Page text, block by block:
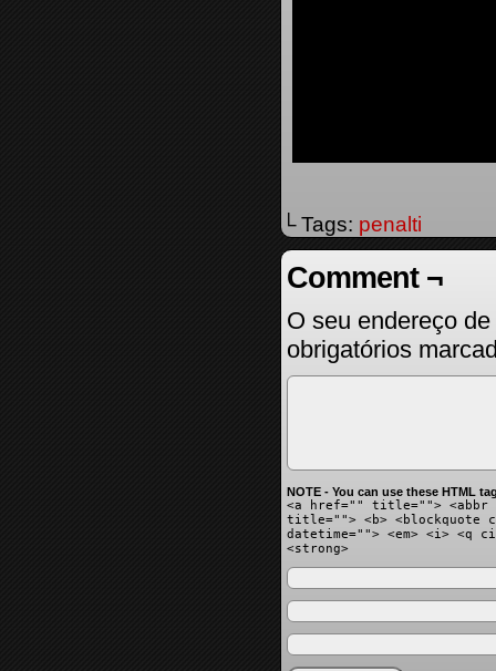
└ Tags: penalti
Comment ¬
O seu endereço
obrigatórios
NOTE - You can use these HTML
<a href="" title=""> <abbr
title=""> <b> <blockquote
datetime=""> <em> <i> <q
<strong>